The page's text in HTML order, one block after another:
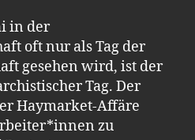
in der
oft nur als Tag der
gesehen wird, ist der
Tag. Der
Haymarket-Affäre
zu